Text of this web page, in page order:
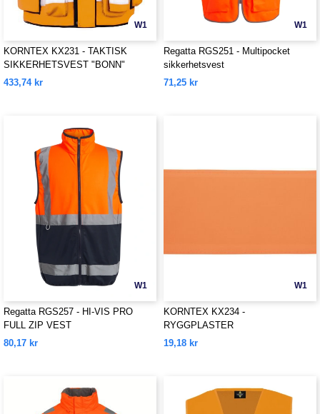
W1
KORNTEX KX231 - TAKTISK
SIKKERHETSVEST "BONN"
433,74 kr
W1
Regatta RGS251 - Multipocket
sikkerhetsvest
71,25 kr
W1
Regatta RGS257 - HI-VIS PRO
FULL ZIP VEST
80,17 kr
W1
KORNTEX KX234 -
RYGGPLASTER
19,18 kr